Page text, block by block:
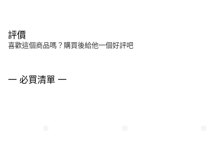
評價
喜歡這個商品嗎？購買後給他一個好評吧
一 必買清單 一